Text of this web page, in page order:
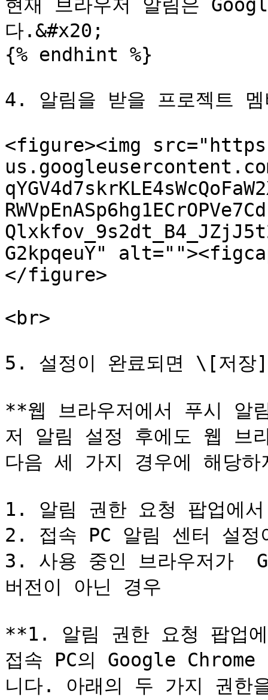
현재 브라우저 알림은
다.&#x20;
{% endhint %}
4. 알림을 받을 프로젝트
<figure><img
G2kpqeuY"
</figure>
<br>
5. 설정이 완료되면 \[저장
**웹 브라우저에서 푸시 알
저 알림 설정 후에도 웹 브
다음 세 가지 경우에 해당
1. 알림 권한 요청 팝업에
2. 접속 PC 알림 센터 설정
3. 사용 중인 브라우저가
버전이 아닌 경우
**1. 알림 권한 요청 팝업
접속 PC의 Google Chrome
니다. 아래의 두 가지 권한